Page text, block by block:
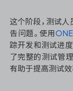
这个阶段，测试
告问题。使用
踪开发和测试进
了完整的测试管
有助于提高测试效